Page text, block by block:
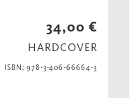
34,00 €
HARDCOVER
ISBN: 978-3-406-66664-3